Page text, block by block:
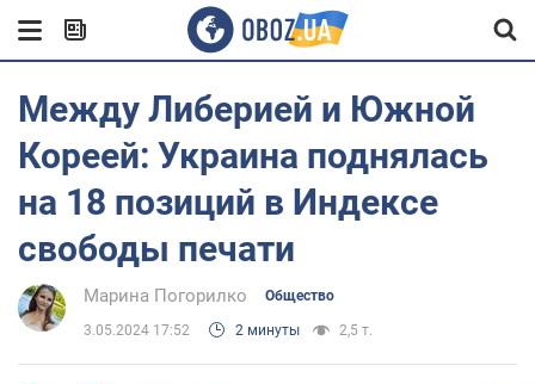
Между Либерией и Южной
Кореей: Украина поднялась
на 18 позиций в Индексе
свободы печати
Марина Погорилко Общество
3.05.2024 17:52 2 минуты 2,5 т.